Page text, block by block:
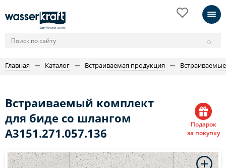
Главная Каталог Встраиваемая продукция
Встраиваемый комплект
для биде со шлангом
A3151.271.057.136
Подарок
за покупку